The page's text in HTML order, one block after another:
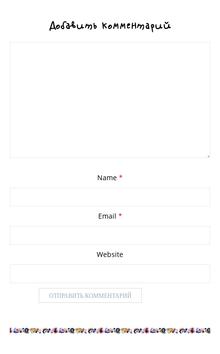
Добавить комментарий
Name *
Email *
Website